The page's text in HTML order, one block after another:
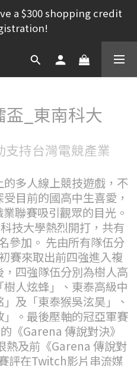
a $300 shopping credit
盃_東南科大
支持台灣電競產業
多人線上競技遊戲，不
目前的國高中生喜愛，
聯賽吸引觀眾的目光。
技大學熱烈開打，共有
參加。 先由所有隊伍分
賽來取出前四強進入複
四強隊伍分別為樹人高
人炫蜂」、東泰高級中
及「東泰猴吳泫昊」、
。最後壓軸的冠亞軍賽
《Garena 傳說對決》
熱及前《Garena 傳說對
評在Twitch影片串流媒